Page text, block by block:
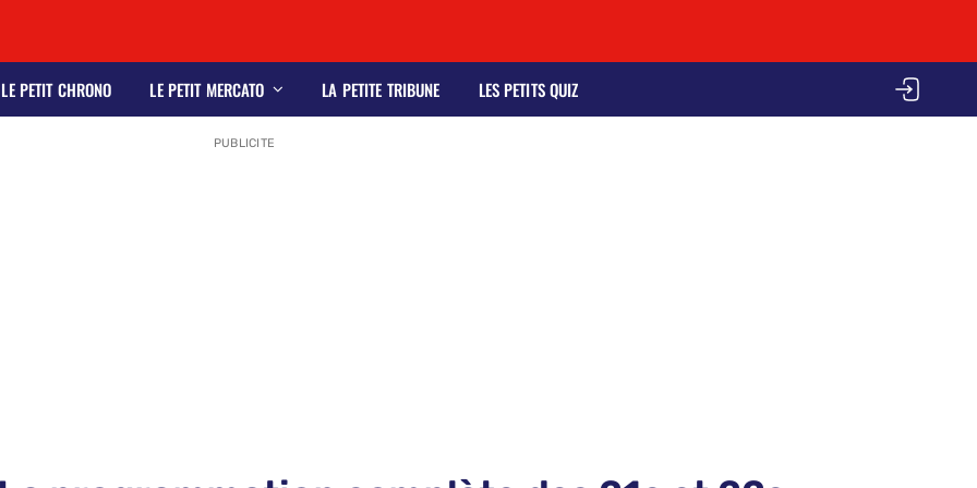
LE PETIT CHRONO LE PETIT MERCATO LA PETITE TRIBUNE LES PETITS QUIZ
PUBLICITE